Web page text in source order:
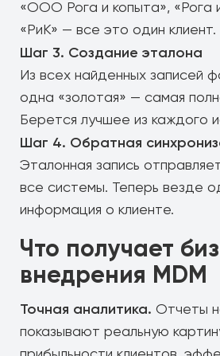
«ООО Рога и копыта»,
«РиК» — все это один клиент.
Шаг 3. Создание эталона
Из всех найденных записей
одна «золотая» — самая
Берется лучшее из каждого
Шаг 4. Обратная
Эталонная запись
все системы. Теперь везде
информация о клиенте.
Что получает
внедрения MDM
Точная аналитика.Отчеты
показывают реальную